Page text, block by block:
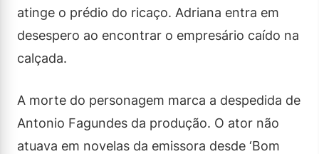
atinge o prédio do ricaço. Adriana entra em
desespero ao encontrar o empresário caído na
calçada.
A morte do personagem marca a despedida de
Antonio Fagundes da produção. O ator não
atuava em novelas da emissora desde ‘Bom